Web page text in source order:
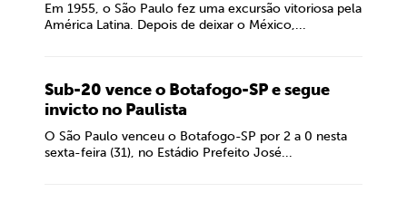
Em 1955, o São Paulo fez uma excursão vitoriosa pela
América Latina. Depois de deixar o México,...
Sub-20 vence o Botafogo-SP e segue
invicto no Paulista
O São Paulo venceu o Botafogo-SP por 2 a 0 nesta
sexta-feira (31), no Estádio Prefeito José...